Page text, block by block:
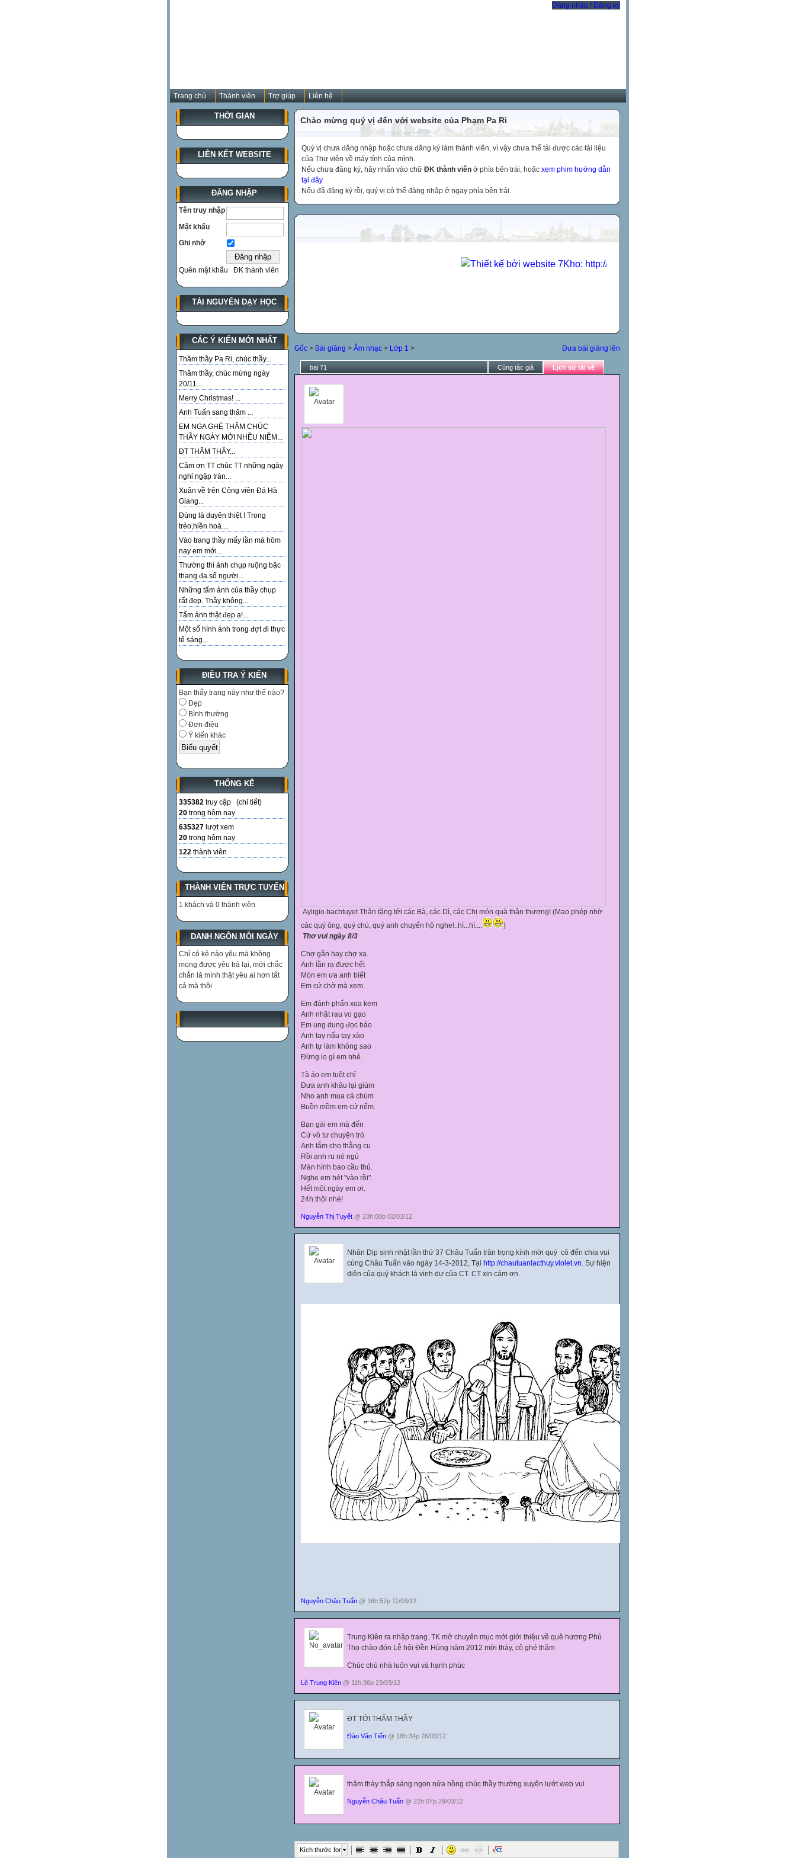
Đăng nhập / Đăng ký
Trang chủ Thành viên Trợ giúp Liên hệ
THỜI GIAN
LIÊN KẾT WEBSITE
ĐĂNG NHẬP
Tên truy nhập
Mật khẩu
Ghi nhớ
Quên mật khẩu ĐK thành viên
TÀI NGUYÊN DẠY HỌC
CÁC Ý KIẾN MỚI NHẤT
Thăm thầy Pa Ri, chúc thầy...
Thăm thầy, chúc mừng ngày
20/11....
Merry Christmas! ...
Anh Tuấn sang thăm ...
EM NGA GHÉ THĂM CHÚC
THẦY NGÀY MỚI NHỀU NIỀM...
ĐT THĂM THẦY...
Cảm ơn TT chúc TT những ngày
nghỉ ngập tràn...
Xuân về trên Công viên Đá Hà
Giang...
Đúng là duyên thiệt ! Trong
trẻo,hiền hoà....
Vào trang thầy mấy lần mà hôm
nay em mới...
Thường thì ảnh chụp ruộng bậc
thang đa số người...
Những tấm ảnh của thầy chụp
rất đẹp. Thầy không...
Tấm ảnh thật đẹp ạ!...
Một số hình ảnh trong đợt đi thực
tế sáng...
ĐIỀU TRA Ý KIẾN
Bạn thấy trang này như thế nào?
Đẹp
Bình thường
Đơn điệu
Ý kiến khác
THỐNG KÊ
335382 truy cập (chi tiết)
20 trong hôm nay
635327 lượt xem
20 trong hôm nay
122 thành viên
THÀNH VIÊN TRỰC TUYẾN
1 khách và 0 thành viên
DANH NGÔN MỖI NGÀY
Chỉ có kẻ nào yêu mà không
mong được yêu trả lại, mới chắc
chắn là mình thật yêu ai hơn tất
cả mà thôi
Chào mừng quý vị đến với website của Phạm Pa Ri
Quý vị chưa đăng nhập hoặc chưa đăng ký làm thành viên, vì vậy chưa thể tải được các tài liệu
của Thư viện về máy tính của mình.
Nếu chưa đăng ký, hãy nhấn vào chữ ĐK thành viên ở phía bên trái, hoặc xem phim hướng dẫn
tại đây
Nếu đã đăng ký rồi, quý vị có thể đăng nhập ở ngay phía bên trái.
Đưa bài giảng lên
Gốc > Bài giảng > Âm nhạc > Lớp 1 >
bai 71 Cùng tác giả Lịch sử tải về
Ayligio.bachtuyet Thân tặng tới các Bà, các Dì, các Chị món quà thân thương! (Mạo phép nhờ
các quý ông, quý chú, quý anh chuyển hộ nghe!..hì...hì....
)
Thơ vui ngày 8/3
Chợ gần hay chợ xa.
Anh lần ra được hết
Món em ưa anh biết
Em cứ chờ mà xem.
Em đánh phấn xoa kem
Anh nhặt rau vo gạo
Em ung dung đọc báo
Anh tay nấu tay xào
Anh tự làm không sao
Đừng lo gì em nhé.
Tà áo em tuột chỉ
Đưa anh khâu lại giùm
Nho anh mua cả chùm
Buồn mồm em cứ nếm.
Bạn gái em mà đến
Cứ vô tư chuyện trò
Anh tắm cho thằng cu
Rồi anh ru nó ngủ
Màn hình bao cầu thủ.
Nghe em hét "vào rồi".
Hết một ngày em ơi.
24h thôi nhé!
Nguyễn Thị Tuyết @ 23h:00p 02/03/12
Nhân Dịp sinh nhật lần thứ 37 Châu Tuấn trân trọng kính mời quý cô đến chia vui
cùng Châu Tuấn vào ngày 14-3-2012, Tại http://chautuanlacthuy.violet.vn. Sự hiện
diên của quý khách là vinh dự của CT. CT xin cám ơn.
Nguyễn Châu Tuấn @ 16h:57p 11/03/12
Trung Kiên ra nhập trang. TK mở chuyên mục mới giới thiệu về quê hương Phú
Thọ chào đón Lễ hội Đền Hùng năm 2012 mời thày, cô ghé thăm
Chúc chủ nhà luôn vui và hạnh phúc
Lê Trung Kiên @ 11h:36p 23/03/12
ĐT TỚI THĂM THẦY
Đào Văn Tiến @ 18h:34p 26/03/12
thăm thày thắp sáng ngon nửa hồng chúc thầy thường xuyên lướt web vui
Nguyễn Châu Tuấn @ 22h:07p 29/03/12
Kích thước font